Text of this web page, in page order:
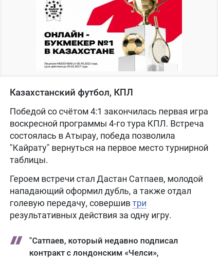
Казахстанский футбол, КПЛ
Победой со счётом 4:1 закончилась первая игра
воскресной программы 4-го тура КПЛ. Встреча
состоялась в Атырау, победа позволила
"Кайрату" вернуться на первое место турнирной
таблицы.
Героем встречи стал Дастан Сатпаев, молодой
нападающий оформил дубль, а также отдал
голевую передачу, совершивтри
результативных действия за одну игру.
"Сатпаев, который недавно подписал
контракт с лондонским «Челси»,